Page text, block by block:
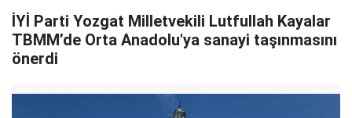
İYİ Parti Yozgat Milletvekili Lutfullah Kayalar
TBMM’de Orta Anadolu'ya sanayi taşınmasını
önerdi